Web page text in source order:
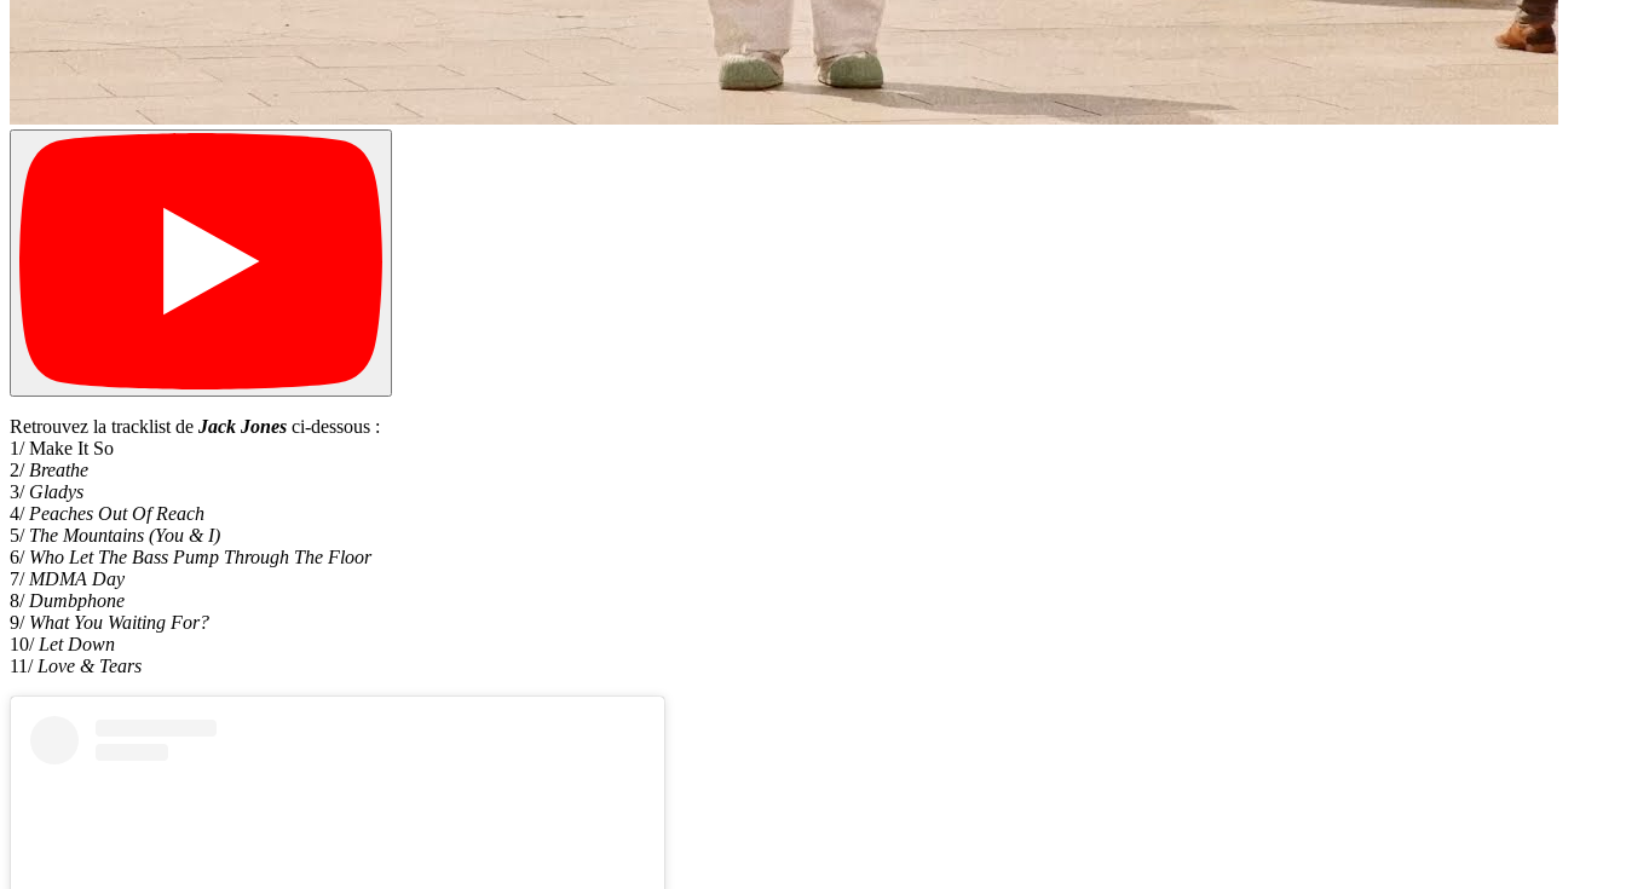
Retrouvez la tracklist de Jack Jones ci-dessous :
1/ Make It So
2/ Breathe
3/ Gladys
4/ Peaches Out Of Reach
5/ The Mountains (You & I)
6/ Who Let The Bass Pump Through The Floor
7/ MDMA Day
8/ Dumbphone
9/ What You Waiting For?
10/ Let Down
11/ Love & Tears